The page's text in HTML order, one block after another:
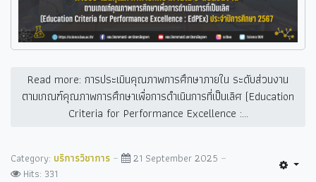
Read more: การประเมินคุณภาพการศึกษาภายใน ระดับส่วนงาน
ตามเกณฑ์คุณภาพการศึกษาเพื่อการดำเนินการที่เป็นเลิศ (Education
Criteria for Performance Excellence :...
Category: บริการวิชาการ
21 September 2025
Hits: 331